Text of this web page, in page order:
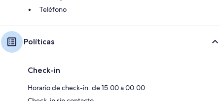
Teléfono
Políticas
Check-in
Horario de check-in: de 15:00 a 00:00